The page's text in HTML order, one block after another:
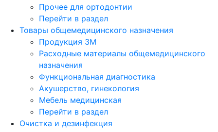
Прочее для ортодонтии
Перейти в раздел
Товары общемедицинского назначения
Продукция 3М
Расходные материалы общемедицинского
назначения
Функциональная диагностика
Акушерство, гинекология
Мебель медицинская
Перейти в раздел
Очистка и дезинфекция